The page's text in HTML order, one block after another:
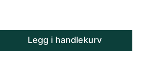
Legg i handlekurv